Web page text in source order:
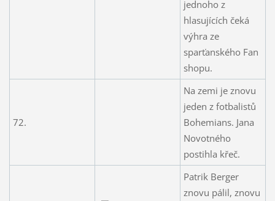
jednoho z
hlasujících čeká
výhra ze
sparťanského Fan
shopu.
72.
Na zemi je znovu
jeden z fotbalistů
Bohemians. Jana
Novotného
postihla křeč.
Patrik Berger
znovu pálil, znovu